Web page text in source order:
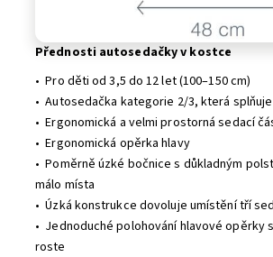
Přednosti autosedačky v kostce
• Pro děti od 3,5 do 12 let (100–150 cm)
• Autosedačka kategorie 2/3, která
• Ergonomická a velmi prostorná sedací
• Ergonomická opěrka hlavy
• Poměrně úzké bočnice s důkladným
málo místa
• Úzká konstrukce dovoluje umístění tří
• Jednoduché polohování hlavové opěrky
roste